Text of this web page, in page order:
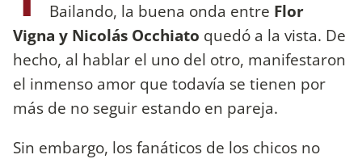
Bailando, la buena onda entre Flor
Vigna y Nicolás Occhiato quedó a la vista. De
hecho, al hablar el uno del otro, manifestaron
el inmenso amor que todavía se tienen por
más de no seguir estando en pareja.
Sin embargo, los fanáticos de los chicos no